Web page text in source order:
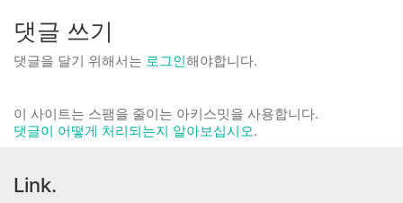
댓글 쓰기
댓글을 달기 위해서는 로그인해야합니다.
이 사이트는 스팸을 줄이는 아키스밋을 사용합니다.
댓글이 어떻게 처리되는지 알아보십시오.
Link.